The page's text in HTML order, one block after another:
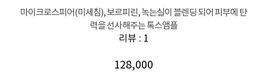
마이크로스피어(미세침), 보르피린, 녹는실이 블렌딩 되어 피부에 탄
력을 선사해주는 톡스앰플
리뷰 : 1
128,000